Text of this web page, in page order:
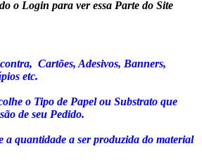
o Login para ver essa Parte do Site
Cartões, Adesivos, Banners,
etc.
o Tipo de Papel ou Substrato que
de seu Pedido.
a quantidade a ser produzida do material